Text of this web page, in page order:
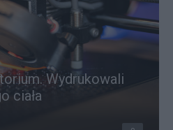
Wydrukowali
ciała